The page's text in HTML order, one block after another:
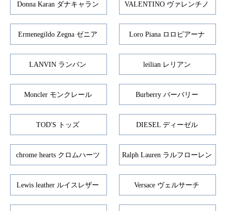
Donna Karan ダナキャラン VALENTINO ヴァレンチノ
Ermenegildo Zegna ゼニア Loro Piana ロロピアーナ
LANVIN ランバン leilian レリアン
Moncler モンクレール Burberry バーバリー
TOD'S トッズ DIESEL ディーゼル
chrome hearts クロムハーツ Ralph Lauren ラルフローレン
Lewis leather ルイスレザー Versace ヴェルサーチ